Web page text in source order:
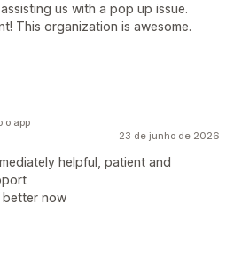
us with a pop up issue.
This organization is awesome.
23 de junho de 2026
helpful, patient and
better now
o app